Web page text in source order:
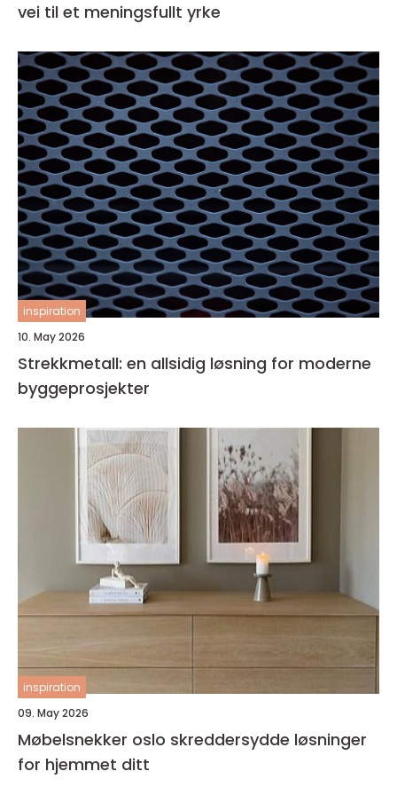
vei til et meningsfullt yrke
inspiration
10. May 2026
Strekkmetall: en allsidig løsning for moderne
byggeprosjekter
inspiration
09. May 2026
Møbelsnekker oslo skreddersydde løsninger
for hjemmet ditt